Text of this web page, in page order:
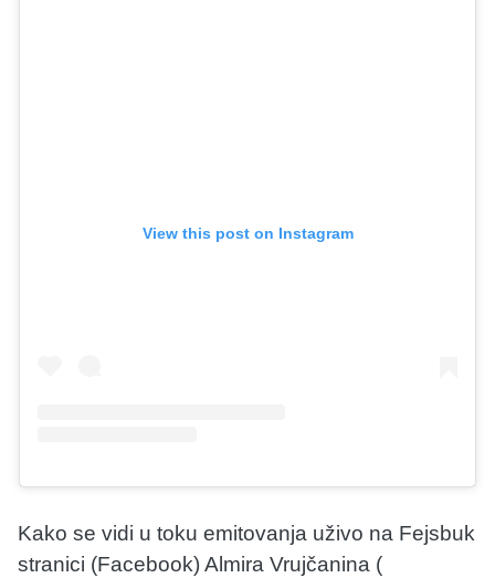
View this post on Instagram
Kako se vidi u toku emitovanja uživo na Fejsbuk
stranici (Facebook) Almira Vrujčanina (